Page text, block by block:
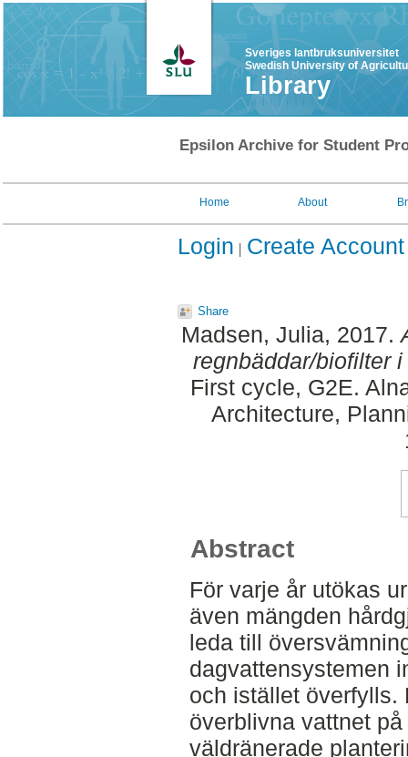
Sveriges lantbruksuniversitet
Swedish University of
Library
Epsilon Archive for Student
Home About
Login Create Account
Share
Madsen, Julia, 2017.
regnbäddar/biofilter
First cycle, G2E.
Architecture,
Abstract
För varje år utökas
även mängden
leda till
dagvattensystemen
och istället överfylls.
överblivna vattnet
väldränerade